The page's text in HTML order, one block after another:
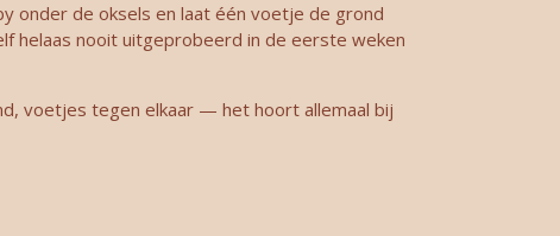
onder de oksels en laat één voetje de grond
helaas nooit uitgeprobeerd in de eerste weken
voetjes tegen elkaar — het hoort allemaal bij